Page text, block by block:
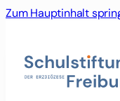
Zum Hauptinhalt